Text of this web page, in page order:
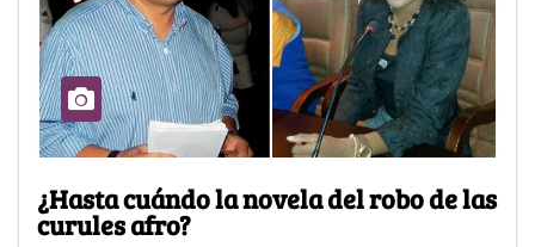
¿Hasta cuándo la novela del robo de las
curules afro?